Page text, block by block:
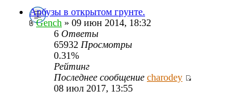
Арбузы в открытом грунте.
Gench » 09 июн 2014, 18:32
6 Ответы
65932 Просмотры
0.31%
Рейтинг
Последнее сообщение charodey
08 июл 2017, 13:55